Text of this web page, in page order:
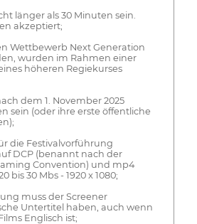
länger als 30 Minuten sein.
akzeptiert;
Wettbewerb Next Generation
wurden im Rahmen einer
höheren Regiekurses
dem 1. November 2025
sein (oder ihre erste öffentliche
die Festivalvorführung
DCP (benannt nach der
Convention) und mp4
bis 30 Mbs - 1920 x 1080;
muss der Screener
Untertitel haben, auch wenn
Englisch ist;